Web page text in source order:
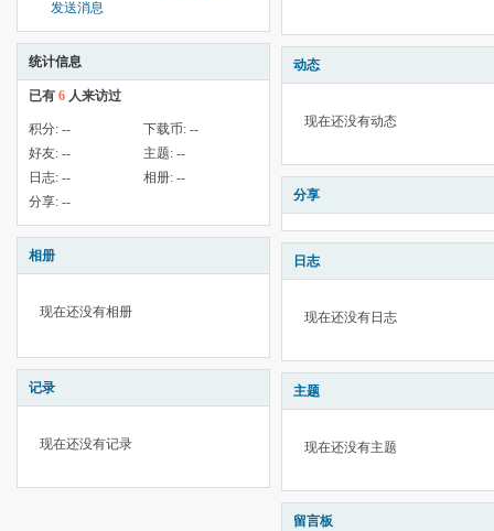
发送消息
统计信息
已有 6 人来访过
积分: -- 下载币: --
好友: -- 主题: --
日志: -- 相册: --
分享: --
相册
现在还没有相册
记录
现在还没有记录
动态
现在还没有动态
分享
日志
现在还没有日志
主题
现在还没有主题
留言板